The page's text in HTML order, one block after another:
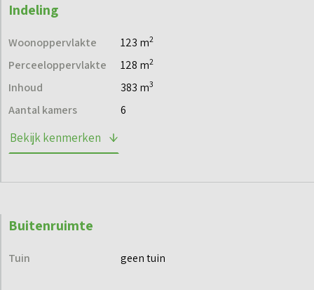
Indeling
Woonoppervlakte 123 m2
Perceeloppervlakte 128 m2
Inhoud 383 m3
Aantal kamers 6
Bekijk kenmerken
Buitenruimte
Tuin geen tuin